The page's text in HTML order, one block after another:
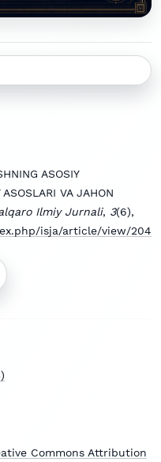
ASOSIY
VA JAHON
Ilmiy Jurnali, 3(6),
isja/article/view/204
Commons Attribution